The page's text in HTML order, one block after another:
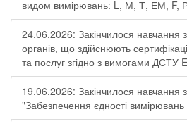
видом вимірювань: L, М, Т, ЕМ, F,
24.06.2026: Закінчилося навчання
органів, що здійснюють
та послуг згідно з вимогами ДСТУ
19.06.2026: Закінчилося навчання
"Забезпечення єдності вимірювань